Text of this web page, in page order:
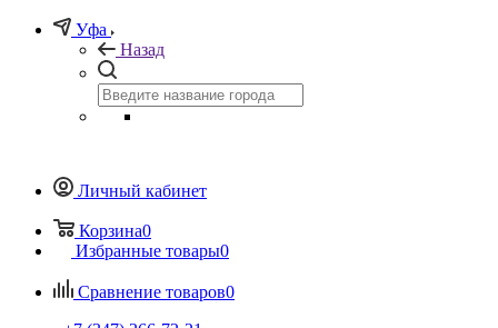
Уфа
Назад
Личный кабинет
Корзина0
Избранные товары0
Сравнение товаров0